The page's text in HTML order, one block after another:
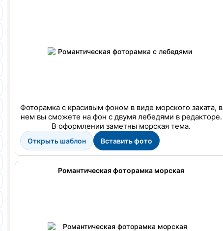
Фоторамка с красивым фоном в виде морского заката, в
нем вы сможете на фон с двумя лебедями в редакторе.
В оформлении заметны морская тема.
Открыть шаблон Вставить фото
Романтическая фоторамка морская